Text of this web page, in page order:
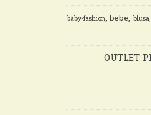
baby-fashion bebe blusa
OUTLET